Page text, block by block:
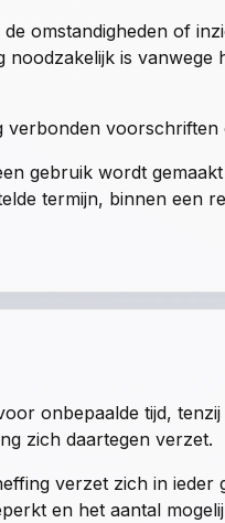
omstandigheden of
is
gebruik wordt
termijn, binnen een
onbepaalde tijd,
zich daartegen verzet.
verzet zich in ieder
en het aantal